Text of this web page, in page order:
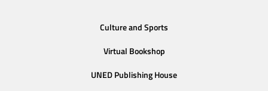
Culture and Sports
Virtual Bookshop
UNED Publishing House